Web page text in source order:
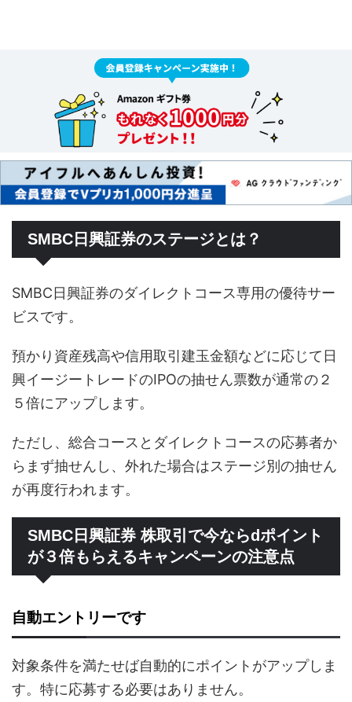
SMBC日興証券のステージとは？
SMBC日興証券のダイレクトコース専用の優待サー
ビスです。
預かり資産残高や信用取引建玉金額などに応じて日
興イージートレードのIPOの抽せん票数が通常の２
５倍にアップします。
ただし、総合コースとダイレクトコースの応募者か
らまず抽せんし、外れた場合はステージ別の抽せん
が再度行われます。
SMBC日興証券 株取引で今ならdポイント
が３倍もらえるキャンペーンの注意点
自動エントリーです
対象条件を満たせば自動的にポイントがアップしま
す。特に応募する必要はありません。